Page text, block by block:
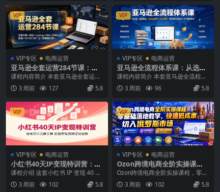
VIP
VIP专区 电商运营
亚马逊全套运营284节课：注
册合规×选品×Listing×FBA×F
BM×促销×SP/SD/SB广告×旺
季黑五网一
课程内容简介 本套亚马逊全套运营
系统训练营课程，多期系统更新迭
代，覆盖2023–...
3 周前 127 5.8
VIP
VIP专区 电商运营
亚马逊全流程体系课：从选
品、店铺基础、Listing搭建、
FBA备货、后台操作到站内广
告全覆盖教学
课程内容简介 本套亚马逊全流程体
系课，从选品、店铺基础、Listing
搭建、FB...
3 周前 96 5.8
VIP
VIP专区 电商运营
小红书40天IP变现特训营：账
号定位选题文案，拍摄剪辑直
课程介绍 这套小红书 IP 变现 40 天
11 期陪跑课程，整合多期实战经
验，...3 周前 102 5.8
VIP
VIP专区 电商运营
Ozon跨境电商全阶实操课
程，零基础落地教学，快速低
Ozon跨境电商全阶实操课程，零基
础落地教学，快速低成本切入俄罗
斯市场 课程介绍...
3 周前 102 5.8